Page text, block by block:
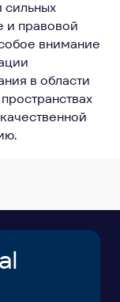
сильных
и правовой
внимание
в области